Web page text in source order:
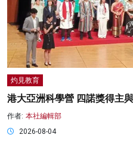
灼見教育
港大亞洲科學營 四諾獎得主
作者: 本社編輯部
2026-08-04